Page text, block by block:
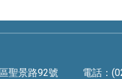
區聖景路92號 電話：